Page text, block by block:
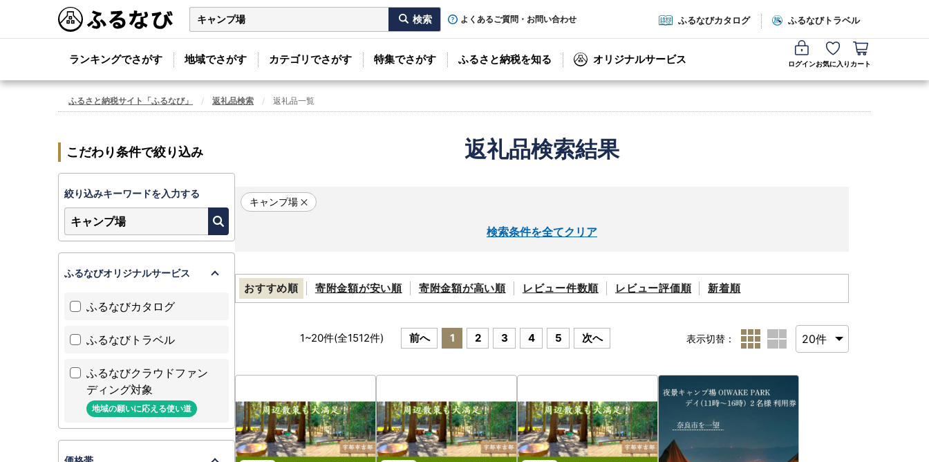
よくあるご質問・お問い合わせ ふるなびカタログ ふるなびトラベル
ランキングでさがす 地域でさがす カテゴリでさがす 特集でさがす ふるさと納税を知る オリジナルサービス ログインお気に入り カート
ふるさと納税サイト「ふるなび」 返礼品検索 返礼品一覧
返礼品検索結果
キャンプ場
検索条件を全てクリア
おすすめ順 寄附金額が安い順 寄附金額が高い順 レビュー件数順 レビュー評価順 新着順
1~20件(全1512件) 前へ 1 2 3 4 5 次へ 表示切替：
こだわり条件で絞り込み
絞り込みキーワードを入力する
ふるなびオリジナルサービス
ふるなびカタログ
ふるなびトラベル
ふるなびクラウドファン
ディング対象
地域の願いに応える使い道